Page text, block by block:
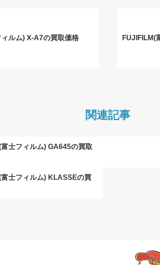
ルム) X-A7の買取価格 FUJIFILM(
関連記事
士フィルム) GA645の買取
士フィルム) KLASSEの買